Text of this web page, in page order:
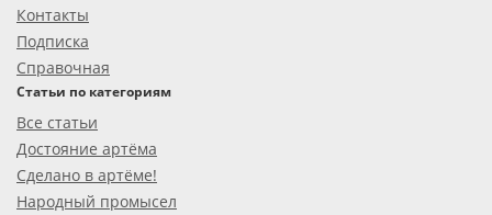
Контакты
Подписка
Справочная
Статьи по категориям
Все статьи
Достояние артёма
Сделано в артёме!
Народный промысел